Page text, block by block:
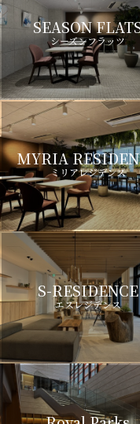
SEASON
シーズンフラッツ
MYRIA
ミリアレジデンス
S-RESIDENCE
エスレジデンス